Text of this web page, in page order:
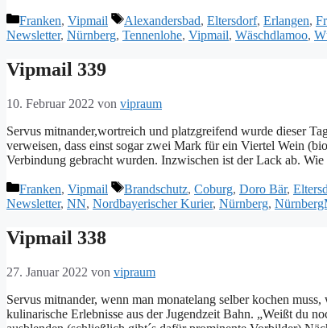
Kategorien
Franken, Vipmail Schlagwörter
Alexandersbad, Eltersdorf, Erlangen,
Newsletter, Nürnberg, Tennenlohe, Vipmail, Wäschdlamoo,
Vipmail 339
10. Februar 2022 von vipraum
Servus mitnander,wortreich und platzgreifend wurde dieser
verweisen, dass einst sogar zwei Mark für ein Viertel Wein
Verbindung gebracht wurden. Inzwischen ist der Lack ab.
Kategorien
Franken, Vipmail Schlagwörter
Brandschutz, Coburg, Doro Bär,
Newsletter, NN, Nordbayerischer Kurier, Nürnberg,
Vipmail 338
27. Januar 2022 von vipraum
Servus mitnander, wenn man monatelang selber kochen
kulinarische Erlebnisse aus der Jugendzeit Bahn. „Weißt du